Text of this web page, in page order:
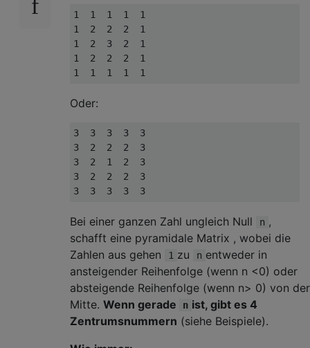
1  1  1  1  1
1  2  2  2  1
1  2  3  2  1
1  2  2  2  1
Oder:
3  3  3  3  3
3  2  2  2  3
3  2  1  2  3
3  2  2  2  3
Bei einer ganzen Zahl ungleich Null n ,
schafft eine pyramidale Matrix , wobei die
Zahlen aus gehen
1 zu n entweder in
ansteigender Reihenfolge (wenn n <0) oder
absteigende Reihenfolge (wenn n> 0) von der
Mitte. Wenn gerade n ist, gibt es 4
Zentrumsnummern (siehe Beispiele).